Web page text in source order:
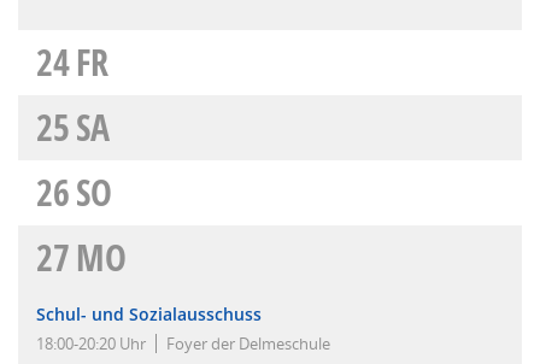
24FR
25SA
26SO
27MO
Schul- und Sozialausschuss
18:00-20:20 Uhr Foyer der Delmeschule